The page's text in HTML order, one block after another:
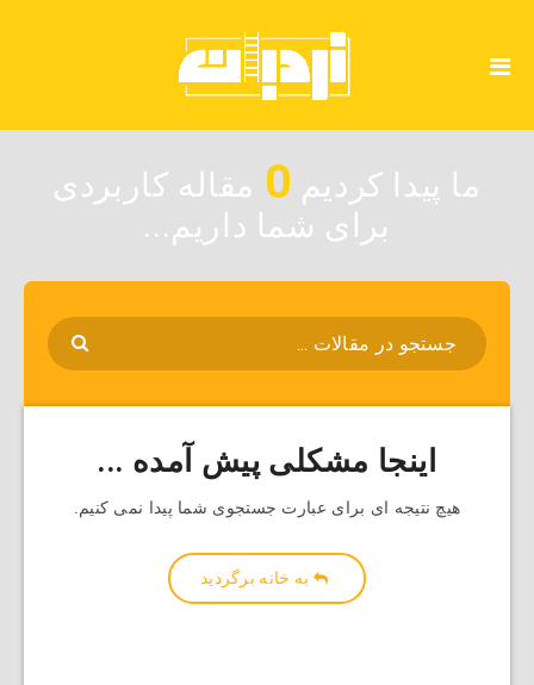
ما پیدا کردیم 0 مقاله کاربردی
برای شما داریم...
اینجا مشکلی پیش آمده ...
هیچ نتیجه ای برای عبارت جستجوی شما پیدا نمی کنیم.
به خانه برگردید